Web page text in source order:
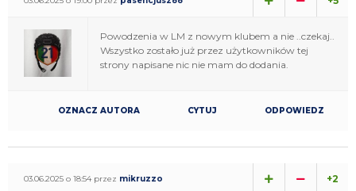
Powodzenia w LM z nowym klubem a nie ..czekaj..
Wszystko zostało już przez użytkowników tej
strony napisane nic nie mam do dodania.
OZNACZ AUTORA CYTUJ ODPOWIEDZ
03.06.2025 o 18:54 przez mikruzzo +2